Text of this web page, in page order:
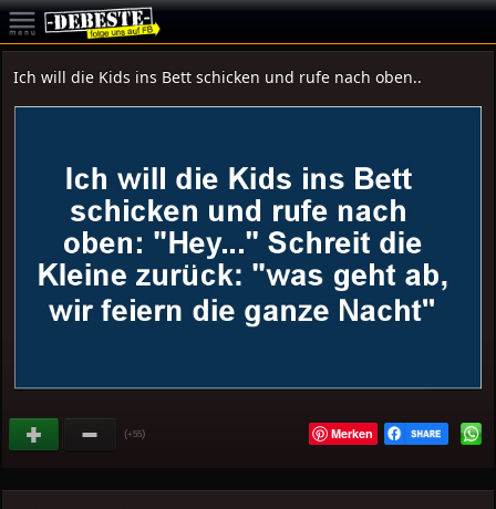
Ich will die Kids ins Bett schicken und rufe nach oben..
(+55) Merken